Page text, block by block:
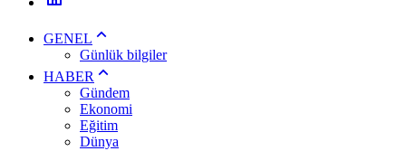
GENEL
Günlük bilgiler
HABER
Gündem
Ekonomi
Eğitim
Dünya